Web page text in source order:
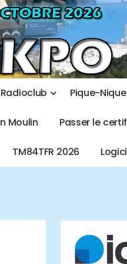
Radioclub Pique-Nique
n Moulin Passer le certif
TM84TFR 2026 Logici